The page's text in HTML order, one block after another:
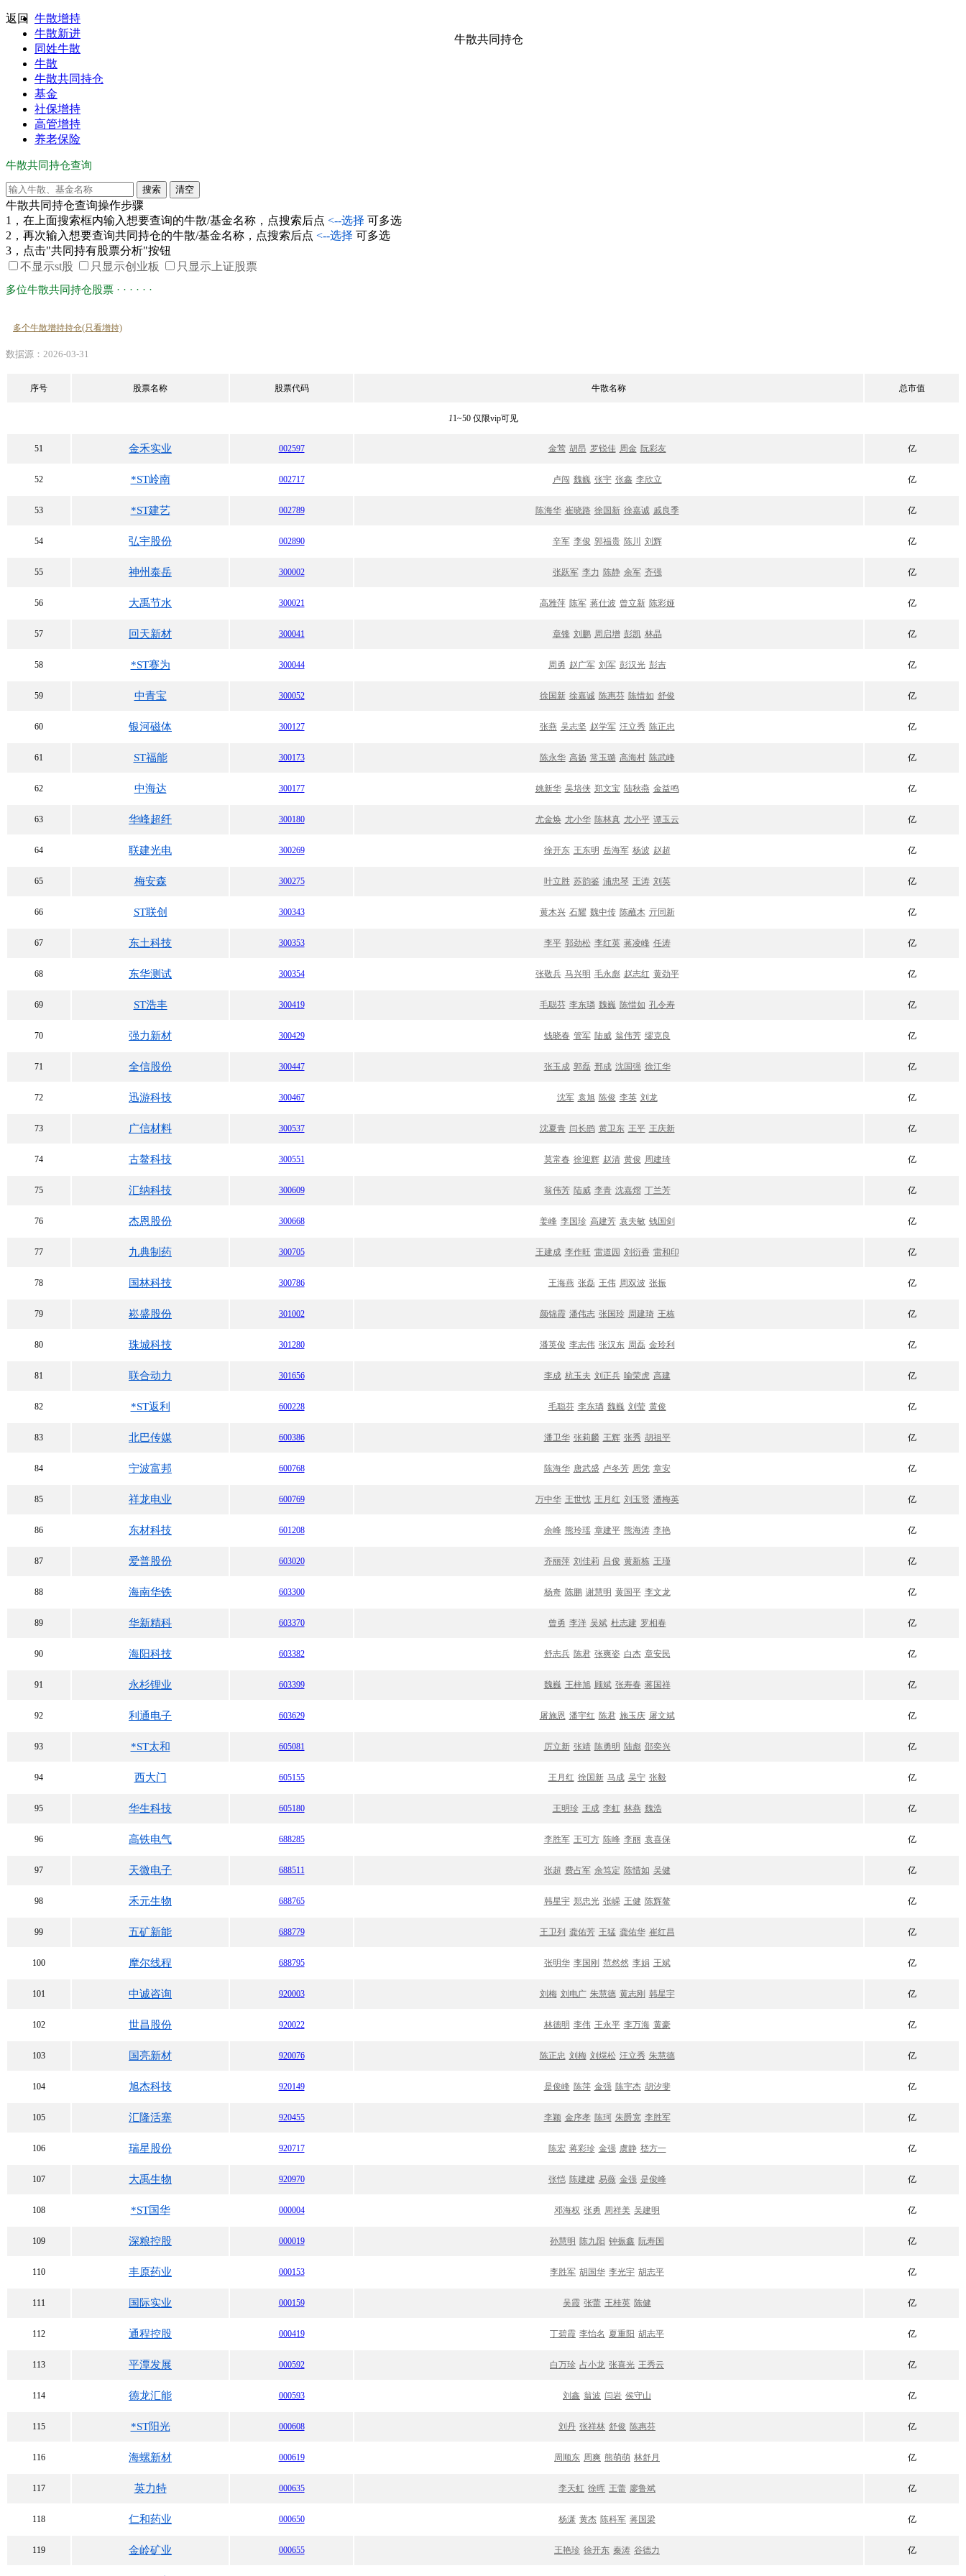
返回
牛散共同持仓
牛散增持
牛散新进
同姓牛散
牛散
牛散共同持仓
基金
社保增持
高管增持
养老保险
牛散共同持仓查询
牛散共同持仓查询操作步骤
1，在上面搜索框内输入想要查询的牛散/基金名称，点搜索后点 <--选择 可多选
2，再次输入想要查询共同持仓的牛散/基金名称，点搜索后点 <--选择 可多选
3，点击"共同持有股票分析"按钮
不显示st股
只显示创业板
只显示上证股票
多位牛散共同持仓股票 · · · · · ·
多个牛散增持持仓(只看增持)
数据源：2026-03-31
序号 股票名称 股票代码 牛散名称 总市值
11~50 仅限vip可见
51 金禾实业 002597 金莺 胡昂 罗锐佳 周金 阮彩友 亿
52 *ST岭南 002717 卢闯 魏巍 张宇 张鑫 李欣立 亿
53 *ST建艺 002789 陈海华 崔晓路 徐国新 徐嘉诚 戚良季 亿
54 弘宇股份 002890 辛军 李俊 郭福贵 陈川 刘辉 亿
55 神州泰岳 300002 张跃军 李力 陈静 余军 齐强 亿
56 大禹节水 300021 高雅萍 陈军 蒋仕波 曾立新 陈彩娅 亿
57 回天新材 300041 章锋 刘鹏 周启增 彭凯 林晶 亿
58 *ST赛为 300044 周勇 赵广军 刘军 彭汉光 彭吉 亿
59 中青宝 300052 徐国新 徐嘉诚 陈惠芬 陈惜如 舒俊 亿
60 银河磁体 300127 张燕 吴志坚 赵学军 汪立秀 陈正忠 亿
61 ST福能 300173 陈永华 高扬 常玉璐 高海村 陈武峰 亿
62 中海达 300177 姚新华 吴培侠 郑文宝 陆秋燕 金益鸣 亿
63 华峰超纤 300180 尤金焕 尤小华 陈林真 尤小平 谭玉云 亿
64 联建光电 300269 徐开东 王东明 岳海军 杨波 赵超 亿
65 梅安森 300275 叶立胜 苏韵鉴 浦忠琴 王涛 刘英 亿
66 ST联创 300343 黄木兴 石耀 魏中传 陈蘸木 亓同新 亿
67 东土科技 300353 李平 郭劲松 李红英 蒋凌峰 任涛 亿
68 东华测试 300354 张敬兵 马兴明 毛永彪 赵志红 黄劲平 亿
69 ST浩丰 300419 毛聪芬 李东璘 魏巍 陈惜如 孔令寿 亿
70 强力新材 300429 钱晓春 管军 陆威 翁伟芳 缪克良 亿
71 全信股份 300447 张玉成 郭磊 邢成 沈国强 徐江华 亿
72 迅游科技 300467 沈军 袁旭 陈俊 李英 刘龙 亿
73 广信材料 300537 沈夏青 闫长鹍 黄卫东 王平 王庆新 亿
74 古鳌科技 300551 莫常春 徐迎辉 赵清 黄俊 周建琦 亿
75 汇纳科技 300609 翁伟芳 陆威 李青 沈嘉熠 丁兰芳 亿
76 杰恩股份 300668 姜峰 李国珍 高建芳 袁夫敏 钱国剑 亿
77 九典制药 300705 王建成 李作旺 雷道园 刘衍香 雷和印 亿
78 国林科技 300786 王海燕 张磊 王伟 周双波 张振 亿
79 崧盛股份 301002 颜锦霞 潘伟志 张国玲 周建琦 王栋 亿
80 珠城科技 301280 潘英俊 李志伟 张汉东 周磊 金玲利 亿
81 联合动力 301656 李成 杭玉夫 刘正兵 喻荣虎 高建 亿
82 *ST返利 600228 毛聪芬 李东璘 魏巍 刘莹 黄俊 亿
83 北巴传媒 600386 潘卫华 张莉麟 王辉 张秀 胡祖平 亿
84 宁波富邦 600768 陈海华 唐武盛 卢冬芳 周凭 章安 亿
85 祥龙电业 600769 万中华 王世忱 王月红 刘玉贤 潘梅英 亿
86 东材科技 601208 余峰 熊玲瑶 章建平 熊海涛 李艳 亿
87 爱普股份 603020 齐丽萍 刘佳莉 吕俊 黄新栋 王瑾 亿
88 海南华铁 603300 杨奇 陈鹏 谢慧明 黄国平 李文龙 亿
89 华新精科 603370 曾勇 李洋 吴斌 杜志建 罗相春 亿
90 海阳科技 603382 舒志兵 陈君 张爽姿 白杰 章安民 亿
91 永杉锂业 603399 魏巍 王梓旭 顾斌 张寿春 蒋国祥 亿
92 利通电子 603629 屠施恩 潘宇红 陈君 施玉庆 屠文斌 亿
93 *ST太和 605081 厉立新 张靖 陈勇明 陆彪 邵奕兴 亿
94 西大门 605155 王月红 徐国新 马成 吴宁 张毅 亿
95 华生科技 605180 王明珍 王成 李虹 林燕 魏浩 亿
96 高铁电气 688285 李胜军 王可方 陈峰 李丽 袁喜保 亿
97 天微电子 688511 张超 费占军 余笃定 陈惜如 吴健 亿
98 禾元生物 688765 韩星宇 郑忠光 张嵘 王健 陈辉鳌 亿
99 五矿新能 688779 王卫列 龚佑芳 王猛 龚佑华 崔红昌 亿
100 摩尔线程 688795 张明华 李国刚 范然然 李娟 王斌 亿
101 中诚咨询 920003 刘梅 刘电广 朱慧德 黄志刚 韩星宇 亿
102 世昌股份 920022 林德明 李伟 王永平 李万海 黄豪 亿
103 国亮新材 920076 陈正忠 刘梅 刘熀松 汪立秀 朱慧德 亿
104 旭杰科技 920149 是俊峰 陈萍 金强 陈宇杰 胡汐斐 亿
105 汇隆活塞 920455 李颖 金序孝 陈珂 朱爵宽 李胜军 亿
106 瑞星股份 920717 陈宏 蒋彩珍 金强 虞静 嵇方一 亿
107 大禹生物 920970 张恺 陈建建 易薇 金强 是俊峰 亿
108 *ST国华 000004 邓海权 张勇 周祥美 吴建明 亿
109 深粮控股 000019 孙慧明 陈九阳 钟振鑫 阮寿国 亿
110 丰原药业 000153 李胜军 胡国华 李光宇 胡志平 亿
111 国际实业 000159 吴霞 张蕾 王桂英 陈健 亿
112 通程控股 000419 丁碧霞 李怡名 夏重阳 胡志平 亿
113 平潭发展 000592 白万珍 占小龙 张喜光 王秀云 亿
114 德龙汇能 000593 刘鑫 翁波 闫岩 侯守山 亿
115 *ST阳光 000608 刘丹 张祥林 舒俊 陈惠芬 亿
116 海螺新材 000619 周顺东 周爽 熊萌萌 林舒月 亿
117 英力特 000635 李天虹 徐晖 王蕾 廖鲁斌 亿
118 仁和药业 000650 杨潇 黄杰 陈科军 蒋国梁 亿
119 金岭矿业 000655 王艳珍 徐开东 秦涛 谷德力 亿